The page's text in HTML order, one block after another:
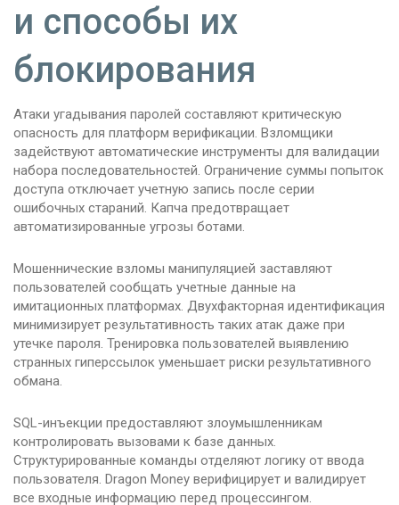
и способы их
блокирования
Атаки угадывания паролей составляют критическую
опасность для платформ верификации. Взломщики
задействуют автоматические инструменты для валидации
набора последовательностей. Ограничение суммы попыток
доступа отключает учетную запись после серии
ошибочных стараний. Капча предотвращает
автоматизированные угрозы ботами.
Мошеннические взломы манипуляцией заставляют
пользователей сообщать учетные данные на
имитационных платформах. Двухфакторная идентификация
минимизирует результативность таких атак даже при
утечке пароля. Тренировка пользователей выявлению
странных гиперссылок уменьшает риски результативного
обмана.
SQL-инъекции предоставляют злоумышленникам
контролировать вызовами к базе данных.
Структурированные команды отделяют логику от ввода
пользователя. Dragon Money верифицирует и валидирует
все входные информацию перед процессингом.